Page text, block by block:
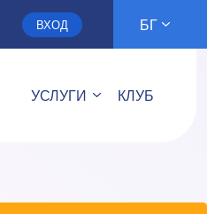
ВХОД БГ
УСЛУГИ КЛУБ